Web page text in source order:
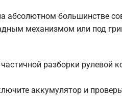
абсолютном большинстве
механизмом или под
разборки рулевой
аккумулятор и